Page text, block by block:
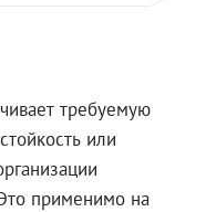
требуемую
или
применимо на